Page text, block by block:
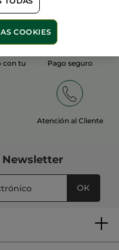
con tu
Pago seguro
Atención al Cliente
Newsletter
OK
COOKIES